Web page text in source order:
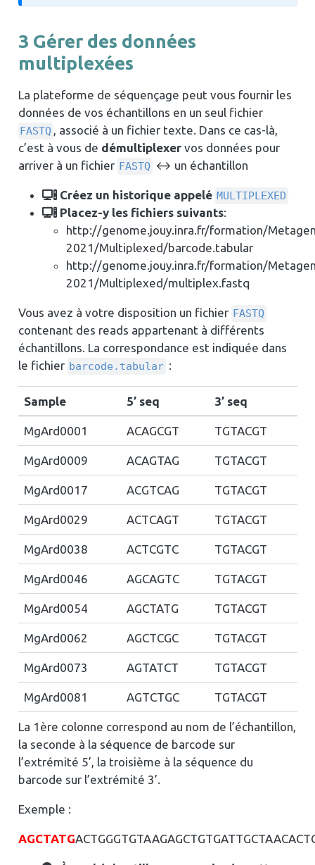
o
e
3 Gérer des données
multiplexées
La plateforme de séquençage peut vous fournir les
données de vos échantillons en un seul fichier
FASTQ , associé à un fichier texte. Dans ce cas-là,
c’est à vous de démultiplexervos données pour
arriver à un fichier FASTQ ↔︎ un échantillon
Créez un historique appelé MULTIPLEXED
Placez-y les fichiers suivants:
http://genome.jouy.inra.fr/formation/
2021/Multiplexed/barcode.tabular
http://genome.jouy.inra.fr/formation/
2021/Multiplexed/multiplex.fastq
Vous avez à votre disposition un fichier FASTQ
contenant des reads appartenant à différents
échantillons. La correspondance est indiquée dans
le fichier barcode.tabular :
Sample 5’ seq 3’ seq
MgArd0001 ACAGCGT TGTACGT
MgArd0009 ACAGTAG TGTACGT
MgArd0017 ACGTCAG TGTACGT
MgArd0029 ACTCAGT TGTACGT
MgArd0038 ACTCGTC TGTACGT
MgArd0046 AGCAGTC TGTACGT
MgArd0054 AGCTATG TGTACGT
MgArd0062 AGCTCGC TGTACGT
MgArd0073 AGTATCT TGTACGT
MgArd0081 AGTCTGC TGTACGT
La 1ère colonne correspond au nom de l’échantillon,
la seconde à la séquence de barcode sur
l’extrémité 5’, la troisième à la séquence du
barcode sur l’extrémité 3’.
Exemple :
AGCTATG